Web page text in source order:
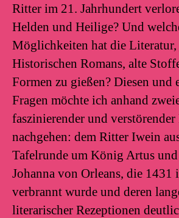
Ritter im 21. Jahrhundert
Helden und Heilige? Und
Möglichkeiten hat die Literatur,
Historischen Romans, alte
Formen zu gießen? Diesen und
Fragen möchte ich anhand
faszinierender und verstörender
nachgehen: dem Ritter Iwein
Tafelrunde um König Artus
Johanna von Orleans, die 1431
verbrannt wurde und deren
literarischer Rezeptionen